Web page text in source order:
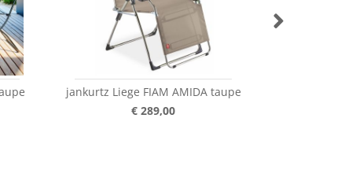
jankurtz Liege FIAM AMIDA taupe
€ 289,00